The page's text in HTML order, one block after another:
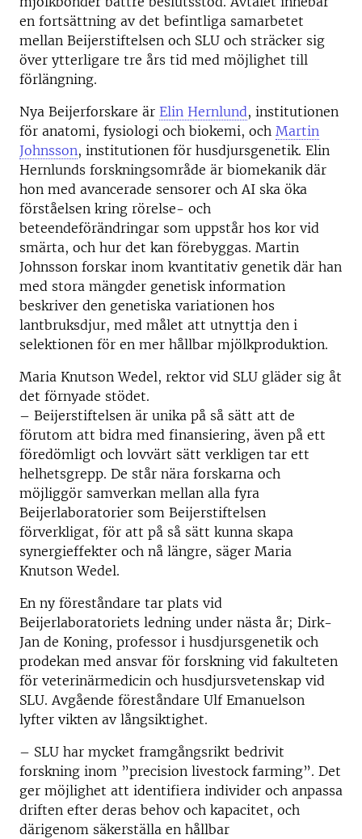
en fortsättning av det befintliga samarbetet
mellan Beijerstiftelsen och SLU och sträcker sig
över ytterligare tre års tid med möjlighet till
förlängning.
Nya Beijerforskare är Elin Hernlund, institutionen
för anatomi, fysiologi och biokemi, och Martin
Johnsson, institutionen för husdjursgenetik. Elin
Hernlunds forskningsområde är biomekanik där
hon med avancerade sensorer och AI ska öka
förståelsen kring rörelse- och
beteendeförändringar som uppstår hos kor vid
smärta, och hur det kan förebyggas. Martin
Johnsson forskar inom kvantitativ genetik där han
med stora mängder genetisk information
beskriver den genetiska variationen hos
lantbruksdjur, med målet att utnyttja den i
selektionen för en mer hållbar mjölkproduktion.
Maria Knutson Wedel, rektor vid SLU gläder sig åt
det förnyade stödet.
– Beijerstiftelsen är unika på så sätt att de
förutom att bidra med finansiering, även på ett
föredömligt och lovvärt sätt verkligen tar ett
helhetsgrepp. De står nära forskarna och
möjliggör samverkan mellan alla fyra
Beijerlaboratorier som Beijerstiftelsen
förverkligat, för att på så sätt kunna skapa
synergieffekter och nå längre, säger Maria
Knutson Wedel.
En ny föreståndare tar plats vid
Beijerlaboratoriets ledning under nästa år; Dirk-
Jan de Koning, professor i husdjursgenetik och
prodekan med ansvar för forskning vid fakulteten
för veterinärmedicin och husdjursvetenskap vid
SLU. Avgående föreståndare Ulf Emanuelson
lyfter vikten av långsiktighet.
– SLU har mycket framgångsrikt bedrivit
forskning inom ”precision livestock farming”. Det
ger möjlighet att identifiera individer och anpassa
driften efter deras behov och kapacitet, och
därigenom säkerställa en hållbar